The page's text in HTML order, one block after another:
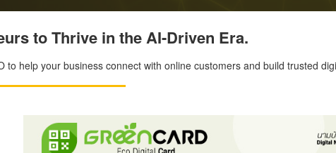
to Thrive in the AI-Driven Era.
help your business connect with online customers and build trusted